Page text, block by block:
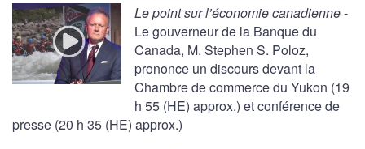
Le point sur l’économie canadienne-
Le gouverneur de la Banque du
Canada, M. Stephen S. Poloz,
prononce un discours devant la
Chambre de commerce du Yukon (19
h 55 (HE) approx.) et conférence de
presse (20 h 35 (HE) approx.)